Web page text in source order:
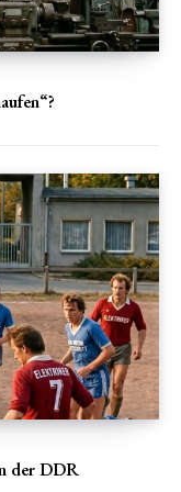
der DDR